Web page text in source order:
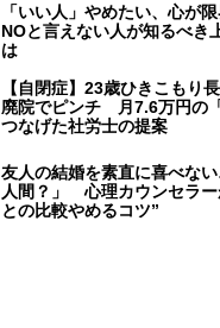
「いい人」やめたい、心が
NOと言えない人が知るべき
は
【自閉症】23歳ひきこもり
廃院でピンチ 月7.6万円の
つなげた社労士の提案
友人の結婚を素直に喜べな
人間？」 心理カウンセラー
との比較やめるコツ”